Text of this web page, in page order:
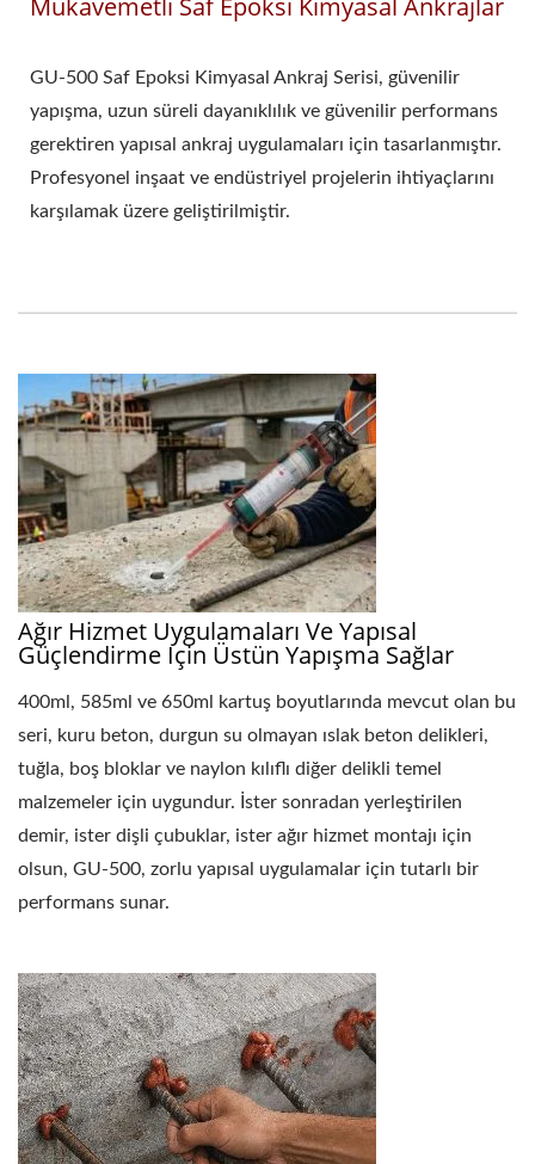
GU-500 Saf Epoksi Kimyasal Ankraj Serisi, güvenilir
yapışma, uzun süreli dayanıklılık ve güvenilir performans
gerektiren yapısal ankraj uygulamaları için tasarlanmıştır.
Profesyonel inşaat ve endüstriyel projelerin ihtiyaçlarını
karşılamak üzere geliştirilmiştir.
Ağır Hizmet Uygulamaları Ve Yapısal
Güçlendirme Için Üstün Yapışma Sağlar
400ml, 585ml ve 650ml kartuş boyutlarında mevcut olan bu
seri, kuru beton, durgun su olmayan ıslak beton delikleri,
tuğla, boş bloklar ve naylon kılıflı diğer delikli temel
malzemeler için uygundur. İster sonradan yerleştirilen
demir, ister dişli çubuklar, ister ağır hizmet montajı için
olsun, GU-500, zorlu yapısal uygulamalar için tutarlı bir
performans sunar.